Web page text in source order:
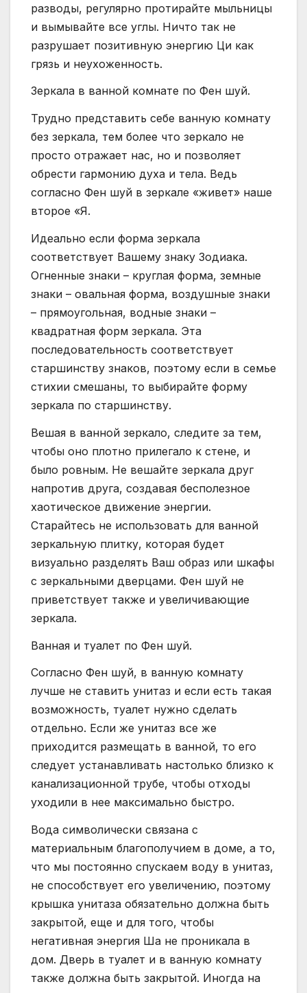
разводы, регулярно протирайте мыльницы
и вымывайте все углы. Ничто так не
разрушает позитивную энергию Ци как
грязь и неухоженность.
Зеркала в ванной комнате по Фен шуй.
Трудно представить себе ванную комнату
без зеркала, тем более что зеркало не
просто отражает нас, но и позволяет
обрести гармонию духа и тела. Ведь
согласно Фен шуй в зеркале «живет» наше
второе «Я.
Идеально если форма зеркала
соответствует Вашему знаку Зодиака.
Огненные знаки – круглая форма, земные
знаки – овальная форма, воздушные знаки
– прямоугольная, водные знаки –
квадратная форм зеркала. Эта
последовательность соответствует
старшинству знаков, поэтому если в семье
стихии смешаны, то выбирайте форму
зеркала по старшинству.
Вешая в ванной зеркало, следите за тем,
чтобы оно плотно прилегало к стене, и
было ровным. Не вешайте зеркала друг
напротив друга, создавая бесполезное
хаотическое движение энергии.
Старайтесь не использовать для ванной
зеркальную плитку, которая будет
визуально разделять Ваш образ или шкафы
с зеркальными дверцами. Фен шуй не
приветствует также и увеличивающие
зеркала.
Ванная и туалет по Фен шуй.
Согласно Фен шуй, в ванную комнату
лучше не ставить унитаз и если есть такая
возможность, туалет нужно сделать
отдельно. Если же унитаз все же
приходится размещать в ванной, то его
следует устанавливать настолько близко к
канализационной трубе, чтобы отходы
уходили в нее максимально быстро.
Вода символически связана с
материальным благополучием в доме, а то,
что мы постоянно спускаем воду в унитаз,
не способствует его увеличению, поэтому
крышка унитаза обязательно должна быть
закрытой, еще и для того, чтобы
негативная энергия Ша не проникала в
дом. Дверь в туалет и в ванную комнату
также должна быть закрытой. Иногда на